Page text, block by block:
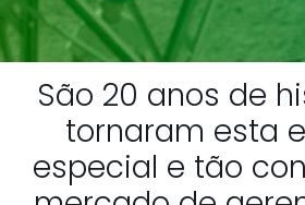
São 20 anos de
tornaram esta
especial e tão